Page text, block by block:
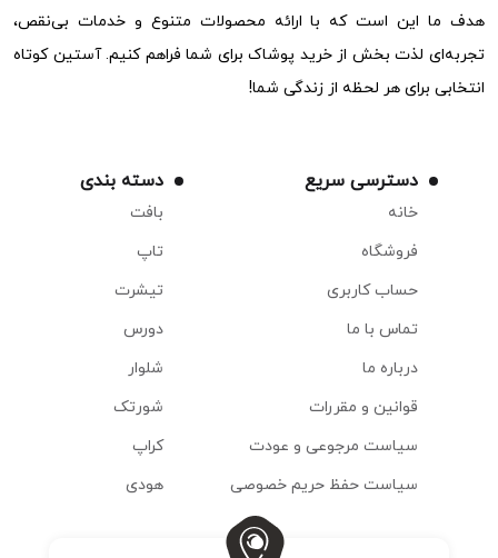
هدف ما این است که با ارائه محصولات متنوع و خدمات بی‌نقص،
تجربه‌ای لذت بخش از خرید پوشاک برای شما فراهم کنیم. آستین کوتاه
انتخابی برای هر لحظه از زندگی شما!
دسترسی سریع
خانه
فروشگاه
حساب کاربری
تماس با ما
درباره ما
قوانین و مقررات
سیاست مرجوعی و عودت
سیاست حفظ حریم خصوصی
دسته بندی
بافت
تاپ
تیشرت
دورس
شلوار
شورتک
کراپ
هودی